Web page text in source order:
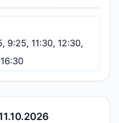
9:25, 11:30, 12:30,